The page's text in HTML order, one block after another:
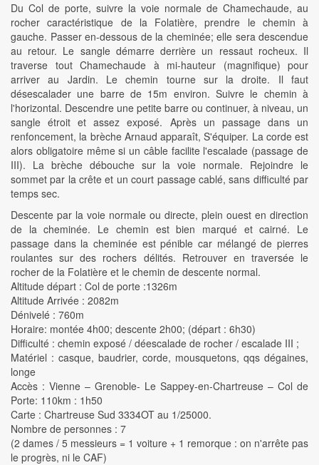
Du Col de porte, suivre la voie normale de Chamechaude, au
rocher caractéristique de la Folatière, prendre le chemin à
gauche. Passer en-dessous de la cheminée; elle sera descendue
au retour. Le sangle démarre derrière un ressaut rocheux. Il
traverse tout Chamechaude à mi-hauteur (magnifique) pour
arriver au Jardin. Le chemin tourne sur la droite. Il faut
désescalader une barre de 15m environ. Suivre le chemin à
l'horizontal. Descendre une petite barre ou continuer, à niveau, un
sangle étroit et assez exposé. Après un passage dans un
renfoncement, la brèche Arnaud apparaît, S'équiper. La corde est
alors obligatoire même si un câble facilite l'escalade (passage de
III). La brèche débouche sur la voie normale. Rejoindre le
sommet par la crête et un court passage cablé, sans difficulté par
temps sec.
Descente par la voie normale ou directe, plein ouest en direction
de la cheminée. Le chemin est bien marqué et cairné. Le
passage dans la cheminée est pénible car mélangé de pierres
roulantes sur des rochers délités. Retrouver en traversée le
rocher de la Folatière et le chemin de descente normal.
Altitude départ : Col de porte :1326m
Altitude Arrivée : 2082m
Dénivelé : 760m
Horaire: montée 4h00; descente 2h00; (départ : 6h30)
Difficulté : chemin exposé / déescalade de rocher / escalade III ;
Matériel : casque, baudrier, corde, mousquetons, qqs dégaines,
longe
Accès : Vienne – Grenoble- Le Sappey-en-Chartreuse – Col de
Porte: 110km : 1h50
Carte : Chartreuse Sud 3334OT au 1/25000.
Nombre de personnes : 7
(2 dames / 5 messieurs = 1 voiture + 1 remorque : on n'arrête pas
le progrès, ni le CAF)